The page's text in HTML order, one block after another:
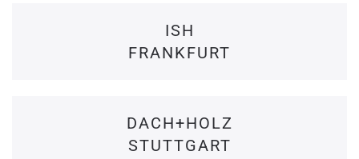
ISH
FRANKFURT
DACH+HOLZ
STUTTGART